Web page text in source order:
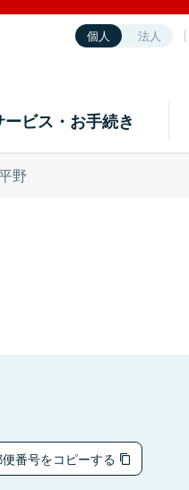
個人 法人
ービス・お手続き
野
番号をコピーする